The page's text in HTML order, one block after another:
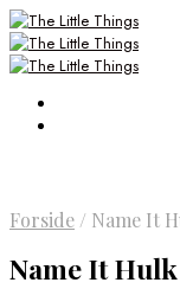
Forside / Name It
Name It